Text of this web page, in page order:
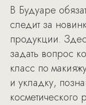
В Будуаре
следит за
продукции.
задать вопрос
класс по
и укладку,
косметического